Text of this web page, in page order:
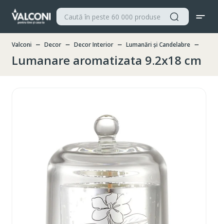
Valconi Decor Decor Interior Lumanări și Candelabre
Lumanare aromatizata 9.2x18 cm